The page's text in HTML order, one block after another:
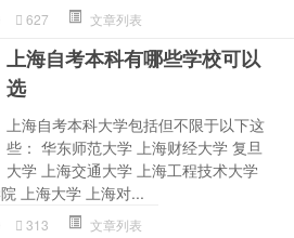
627 文章列表
上海自考本科有哪些学校可以
选
上海自考本科大学包括但不限于以下这
些： 华东师范大学 上海财经大学 复旦
大学 上海交通大学 上海工程技术大学
上海大学 上海对...
313 文章列表